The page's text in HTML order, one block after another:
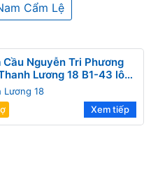
Cẩm Lệ
Nguyễn Tri Phương
Lương 18 B1-43 lô
Lương 18
Xem tiếp